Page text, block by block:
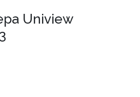
Uniview